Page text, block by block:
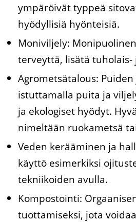
ympäröivät typpeä
hyödyllisiä hyönteisiä.
Moniviljely:
terveyttä, lisätä
Agrometsätalous:
istuttamalla puita ja
ja ekologiset hyödyt.
nimeltään ruokametsä
Veden kerääminen ja
käyttö esimerkiksi
tekniikoiden avulla.
Kompostointi:
tuottamiseksi, jota